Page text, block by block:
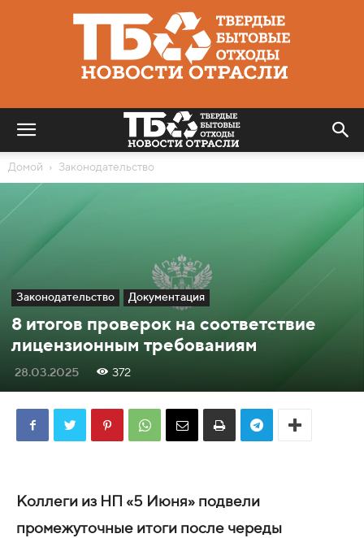
Твердые
бытовые
отходы
|
Домой Законодательство
Законодательство Документация
8 итогов проверок на соответствие
лицензионным требованиям
28.03.2025 372
Коллеги из НП «5 Июня» подвели
промежуточные итоги после череды